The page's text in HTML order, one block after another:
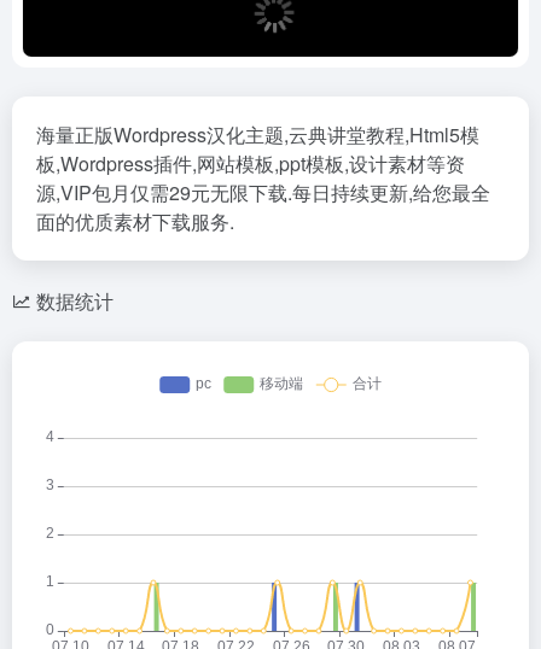
海量正版Wordpress汉化主题,云典讲堂教程,Html5模
板,Wordpress插件,网站模板,ppt模板,设计素材等资
源,VIP包月仅需29元无限下载.每日持续更新,给您最全
面的优质素材下载服务.
数据统计